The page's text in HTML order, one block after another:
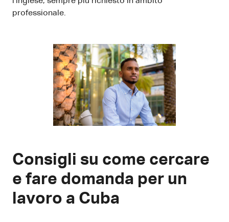
professionale.
Consigli su come cercare
e fare domanda per un
lavoro a Cuba